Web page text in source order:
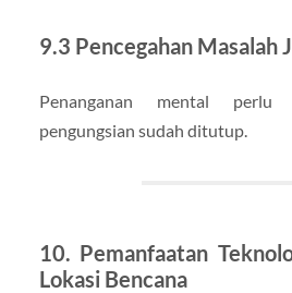
9.3 Pencegahan Masalah
Penanganan mental perlu
pengungsian sudah ditutup.
10. Pemanfaatan
Lokasi Bencana